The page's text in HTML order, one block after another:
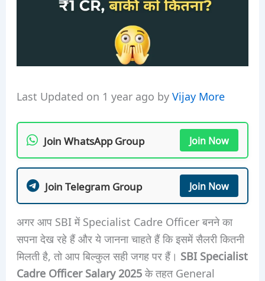
Last Updated on 1 year ago byVijay More
Join WhatsApp Group Join Now
Join Telegram Group Join Now
अगर आप SBI में Specialist Cadre Officer बनने का
सपना देख रहे हैं और ये जानना चाहते हैं कि इसमें सैलरी कितनी
मिलती है, तो आप बिल्कुल सही जगह पर हैं। SBI Specialist
Cadre Officer Salary 2025के तहत General